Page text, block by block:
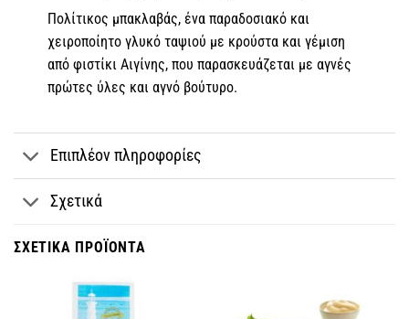
Πολίτικος μπακλαβάς, ένα παραδοσιακό και
χειροποίητο γλυκό ταψιού με κρούστα και γέμιση
από φιστίκι Αιγίνης, που παρασκευάζεται με αγνές
πρώτες ύλες και αγνό βούτυρο.
Επιπλέον πληροφορίες
Σχετικά
ΣΧΕΤΙΚΆ ΠΡΟΪΌΝΤΑ